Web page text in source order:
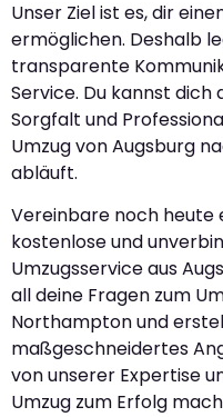
Unser Ziel ist es, dir
ermöglichen. Deshalb
transparente
Service. Du kannst dich
Sorgfalt und
Umzug von Augsburg
abläuft.
Vereinbare noch heute
kostenlose und
Umzugsservice aus
all deine Fragen zum
Northampton und
maßgeschneidertes
von unserer Expertise
Umzug zum Erfolg